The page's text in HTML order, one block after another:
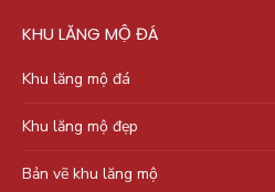
KHU LĂNG MỘ ĐÁ
Khu lăng mộ đá
Khu lăng mộ đẹp
Bản vẽ khu lăng mộ